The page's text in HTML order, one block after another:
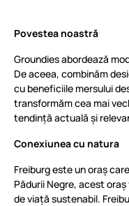
Povestea noastră
Groundies abordează
De aceea, combinăm
cu beneficiile mersului
transformăm cea mai
tendință actuală și
Conexiunea cu natura
Freiburg este un oraș
Pădurii Negre, acest
de viață sustenabil.